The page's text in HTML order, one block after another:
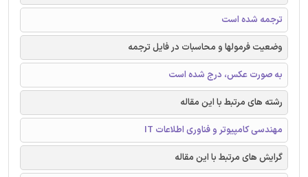
ترجمه شده است
وضعیت فرمولها و محاسبات در فایل ترجمه
به صورت عکس، درج شده است
رشته های مرتبط با این مقاله
مهندسی کامپیوتر و فناوری اطلاعات IT
گرایش های مرتبط با این مقاله